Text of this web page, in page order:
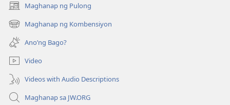
Maghanap ng Pulong
(may
bubukas
na
bagong
window)
Maghanap ng Kombensiyon
(may
bubukas
na
bagong
window)
Ano’ng Bago?
Video
Videos with Audio Descriptions
Maghanap sa JW.ORG